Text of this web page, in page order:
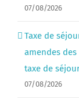
07/08/2026
Taxe de
amendes
taxe de
07/08/2026